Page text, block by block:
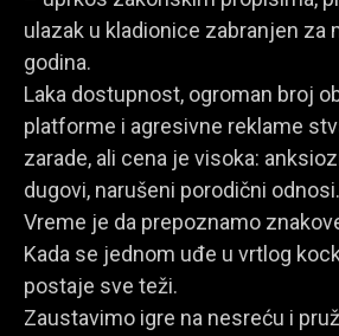
ulazak u kladionice zabranjen za
godina.
Laka dostupnost, ogroman broj
platforme i agresivne reklame
zarade, ali cena je visoka:
dugovi, narušeni porodični odnosi.
Vreme je da prepoznamo
Kada se jednom uđe u vrtlog
postaje sve teži.
Zaustavimo igre na nesreću i